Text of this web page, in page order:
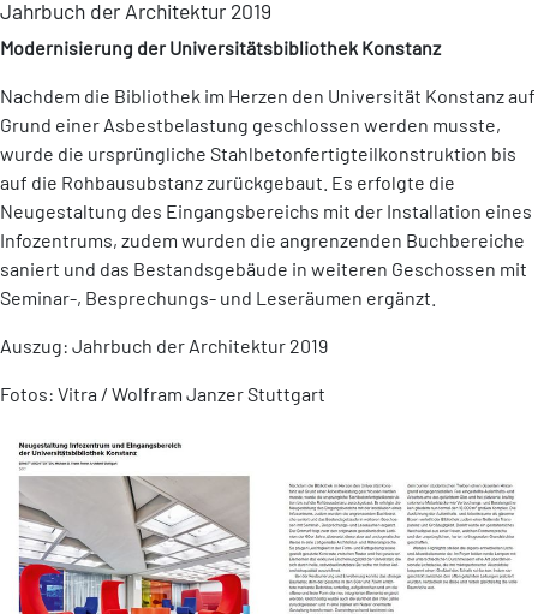
Jahrbuch der Architektur 2019
Modernisierung der Universitätsbibliothek Konstanz
Nachdem die Bibliothek im Herzen den Universität Konstanz auf
Grund einer Asbestbelastung geschlossen werden musste,
wurde die ursprüngliche Stahlbetonfertigteilkonstruktion bis
auf die Rohbausubstanz zurückgebaut. Es erfolgte die
Neugestaltung des Eingangsbereichs mit der Installation eines
Infozentrums, zudem wurden die angrenzenden Buchbereiche
saniert und das Bestandsgebäude in weiteren Geschossen mit
Seminar-, Besprechungs- und Leseräumen ergänzt.
Auszug: Jahrbuch der Architektur 2019
Fotos: Vitra / Wolfram Janzer Stuttgart